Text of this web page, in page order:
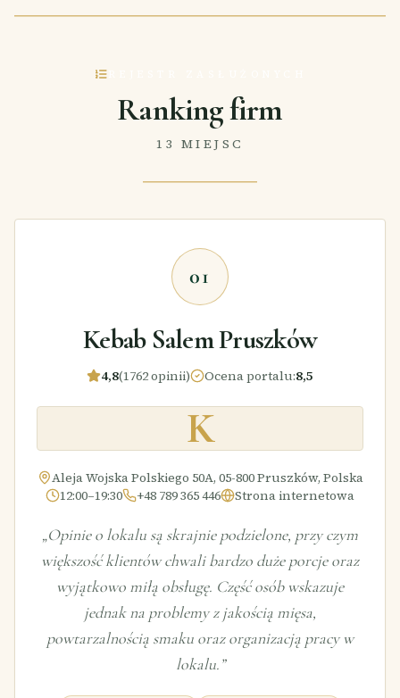
Ranking firm
13 MIEJSC
01
Kebab Salem Pruszków
4,8(1762 opinii) Ocena portalu:8,5
K
Aleja Wojska Polskiego 50A, 05-800 Pruszków, Polska
12:00–19:30
+48 789 365 446 Strona internetowa
„Opinie o lokalu są skrajnie podzielone, przy czym
większość klientów chwali bardzo duże porcje oraz
wyjątkowo miłą obsługę. Część osób wskazuje
jednak na problemy z jakością mięsa,
powtarzalnością smaku oraz organizacją pracy w
lokalu.”